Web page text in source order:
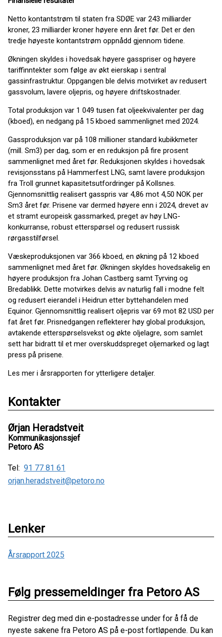
Netto kontantstrøm til staten fra SDØE var 243 milliarder
kroner, 23 milliarder kroner høyere enn året før. Det er den
tredje høyeste kontantstrøm oppnådd gjennom tidene.
Økningen skyldes i hovedsak høyere gasspriser og høyere
tariffinntekter som følge av økt eierskap i sentral
gassinfrastruktur. Oppgangen ble delvis motvirket av redusert
gassvolum, lavere oljepris, og høyere driftskostnader.
Total produksjon var 1 049 tusen fat oljeekvivalenter per dag
(kboed), en nedgang på 15 kboed sammenlignet med 2024.
Gassproduksjon var på 108 millioner standard kubikkmeter
(mill. Sm3) per dag, som er en reduksjon på fire prosent
sammenlignet med året før. Reduksjonen skyldes i hovedsak
revisjonsstans på Hammerfest LNG, samt lavere produksjon
fra Troll grunnet kapasitetsutfordringer på Kollsnes.
Gjennomsnittlig realisert gasspris var 4,86 mot 4,50 NOK per
Sm3 året før. Prisene var dermed høyere enn i 2024, drevet av
et stramt europeisk gassmarked, preget av høy LNG-
konkurranse, robust etterspørsel og redusert russisk
rørgasstilførsel.
Væskeproduksjonen var 366 kboed, en økning på 12 kboed
sammenlignet med året før. Økningen skyldes hovedsakelig en
høyere produksjon fra Johan Castberg samt Tyrving og
Bredablikk. Dette motvirkes delvis av naturlig fall i modne felt
og redusert eierandel i Heidrun etter byttehandelen med
Equinor. Gjennomsnittlig realisert oljepris var 69 mot 82 USD per
fat året før. Prisnedgangen reflekterer høy global produksjon,
avtakende etterspørselsvekst og økte oljelagre, som samlet
sett har bidratt til et mer overskuddspreget oljemarked og lagt
press på prisene.
Les mer i årsrapporten for ytterligere detaljer.
Kontakter
Ørjan Heradstveit
Kommunikasjonssjef
Petoro AS
Tel: 91 77 81 61
orjan.heradstveit@petoro.no
Lenker
Årsrapport 2025
Følg pressemeldinger fra Petoro AS
Registrer deg med din e-postadresse under for å få de
nyeste sakene fra Petoro AS på e-post fortløpende. Du kan